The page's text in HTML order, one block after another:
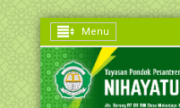
Menu